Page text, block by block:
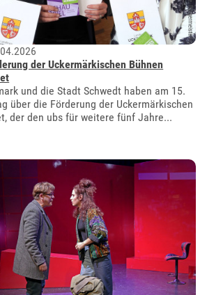
der Uckermärkischen Bühnen
und die Stadt Schwedt haben am 15.
über die Förderung der Uckermärkischen
der den ubs für weitere fünf Jahre...